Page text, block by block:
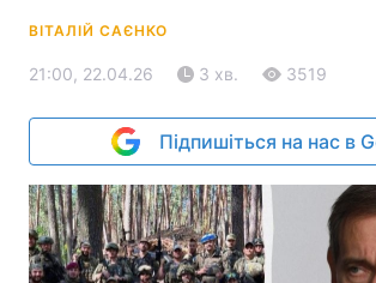
ВІТАЛІЙ САЄНКО
21:00, 22.04.26 3 хв. 3519
Підпишіться на нас в